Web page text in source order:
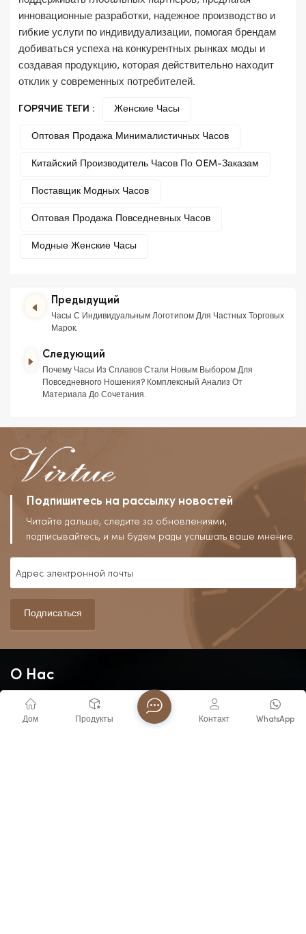
инновационные разработки, надежное производство и
гибкие услуги по индивидуализации, помогая брендам
добиваться успеха на конкурентных рынках моды и
создавая продукцию, которая действительно находит
отклик у современных потребителей.
ГОРЯЧИЕ ТЕГИ : Женские Часы
Оптовая Продажа Минималистичных Часов
Китайский Производитель Часов По OEM-Заказам
Поставщик Модных Часов
Оптовая Продажа Повседневных Часов
Модные Женские Часы
Предыдущий
Часы С Индивидуальным Логотипом Для Частных Торговых
Марок.
Следующий
Почему Часы Из Сплавов Стали Новым Выбором Для
Повседневного Ношения? Комплексный Анализ От
Материала До Сочетания.
Подпишитесь на рассылку новостей
Читайте дальше, следите за обновлениями,
подписывайтесь, и мы будем рады услышать ваше мнение.
Подписаться
О Нас
С момента своего основания в 2006 году компания Fujian
Virtue Industry Co., Ltd. выросла из специализированного
Дом Продукты WhatsApp
Контакт